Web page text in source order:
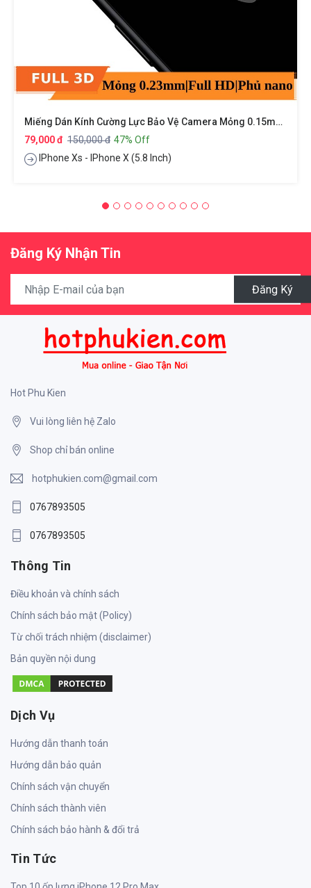
Miếng Dán Kính Cường Lực Bảo Vệ Camera Mỏng 0.15mm Cho IPhone X / Xs Hiệu BASEUS
79,000 đ 150,000 đ 47% Off
IPhone Xs - IPhone X (5.8 Inch)
Đăng Ký Nhận Tin
Đăng Ký
Hot Phu Kien
Vui lòng liên hệ Zalo
Shop chỉ bán online
hotphukien.com@gmail.com
0767893505
0767893505
Thông Tin
Điều khoản và chính sách
Chính sách bảo mật (Policy)
Từ chối trách nhiệm (disclaimer)
Bản quyền nội dung
Dịch Vụ
Hướng dẫn thanh toán
Hướng dẫn bảo quản
Chính sách vận chuyển
Chính sách thành viên
Chính sách bảo hành & đổi trả
Tin Tức